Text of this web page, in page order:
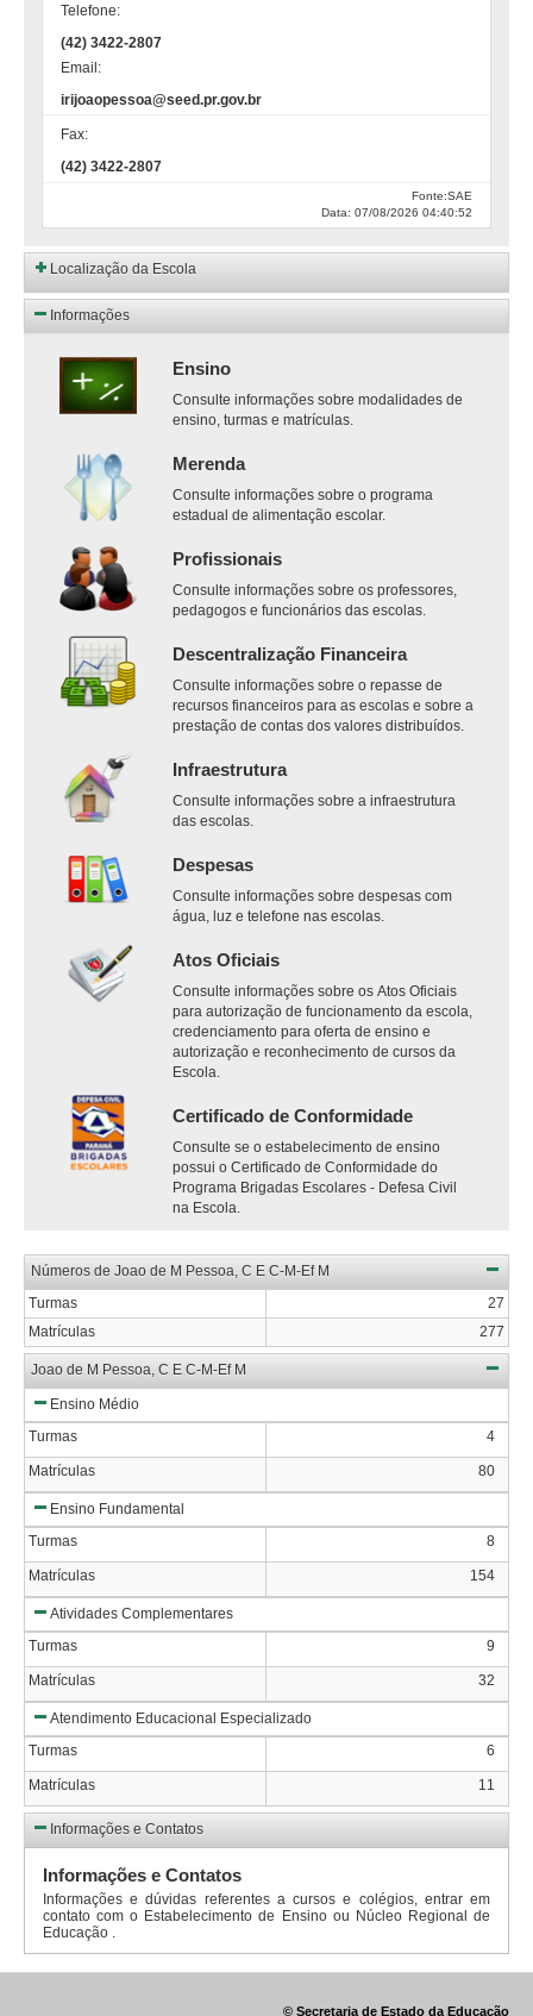
Telefone:
(42) 3422-2807
Email:
irijoaopessoa@seed.pr.gov.br
Fax:
(42) 3422-2807
Fonte:SAE
Data: 07/08/2026 04:40:52
Localização da Escola
Informações
Ensino
Consulte informações sobre modalidades de
ensino, turmas e matrículas.
Merenda
Consulte informações sobre o programa
estadual de alimentação escolar.
Profissionais
Consulte informações sobre os professores,
pedagogos e funcionários das escolas.
Descentralização Financeira
Consulte informações sobre o repasse de
recursos financeiros para as escolas e sobre a
prestação de contas dos valores distribuídos.
Infraestrutura
Consulte informações sobre a infraestrutura
das escolas.
Despesas
Consulte informações sobre despesas com
água, luz e telefone nas escolas.
Atos Oficiais
Consulte informações sobre os Atos Oficiais
para autorização de funcionamento da escola,
credenciamento para oferta de ensino e
autorização e reconhecimento de cursos da
Escola.
Certificado de Conformidade
Consulte se o estabelecimento de ensino
possui o Certificado de Conformidade do
Programa Brigadas Escolares - Defesa Civil
na Escola.
Números de Joao de M Pessoa, C E C-M-Ef M
Turmas
27
Matrículas
277
Joao de M Pessoa, C E C-M-Ef M
Ensino Médio
Turmas
4
Matrículas 80
Ensino Fundamental
Turmas
8
Matrículas 154
Atividades Complementares
Turmas
9
Matrículas 32
Atendimento Educacional Especializado
Turmas
6
Matrículas 11
Informações e Contatos
Informações e Contatos
Informações e dúvidas referentes a cursos e colégios, entrar em
contato com o Estabelecimento de Ensino ou Núcleo Regional de
Educação .
© Secretaria de Estado da Educação